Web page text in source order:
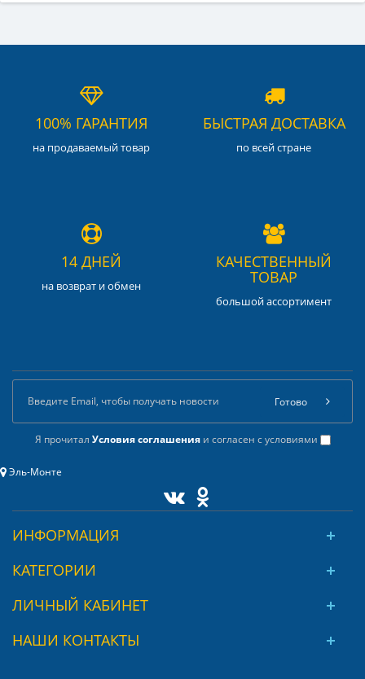
100% ГАРАНТИЯ
на продаваемый товар
БЫСТРАЯ ДОСТАВКА
по всей стране
14 ДНЕЙ
на возврат и обмен
КАЧЕСТВЕННЫЙ
ТОВАР
большой ассортимент
Я прочитал Условия соглашенияи согласен с условиями
Готово
Эль-Монте
ИНФОРМАЦИЯ
КАТЕГОРИИ
ЛИЧНЫЙ КАБИНЕТ
НАШИ КОНТАКТЫ